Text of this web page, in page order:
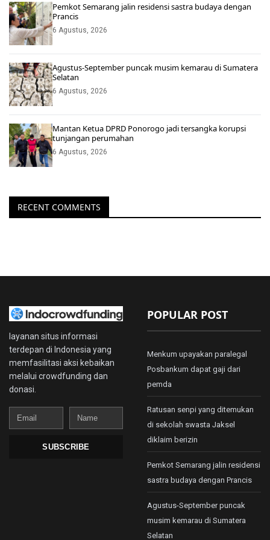
Pemkot Semarang jalin residensi sastra budaya dengan
Prancis
6 Agustus, 2026
Agustus-September puncak musim kemarau di Sumatera
Selatan
6 Agustus, 2026
Mantan Ketua DPRD Ponorogo jadi tersangka korupsi
tunjangan perumahan
6 Agustus, 2026
RECENT COMMENTS
layanan situs informasi
terdepan di Indonesia yang
memfasilitasi aksi kebaikan
melalui crowdfunding dan
donasi.
Email
Name
SUBSCRIBE
POPULAR POST
Menkum upayakan paralegal
Posbankum dapat gaji dari
pemda
Ratusan senpi yang ditemukan
di sekolah swasta Jaksel
diklaim berizin
Pemkot Semarang jalin residensi
sastra budaya dengan Prancis
Agustus-September puncak
musim kemarau di Sumatera
Selatan